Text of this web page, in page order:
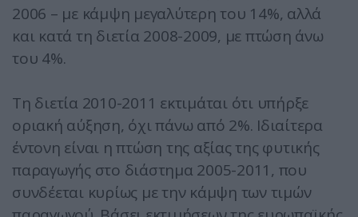
2006 – με κάμψη μεγαλύτερη του 14%, αλλά
και κατά τη διετία 2008-2009, με πτώση άνω
του 4%.
Τη διετία 2010-2011 εκτιμάται ότι υπήρξε
οριακή αύξηση, όχι πάνω από 2%. Ιδιαίτερα
έντονη είναι η πτώση της αξίας της φυτικής
παραγωγής στο διάστημα 2005-2011, που
συνδέεται κυρίως με την κάμψη των τιμών